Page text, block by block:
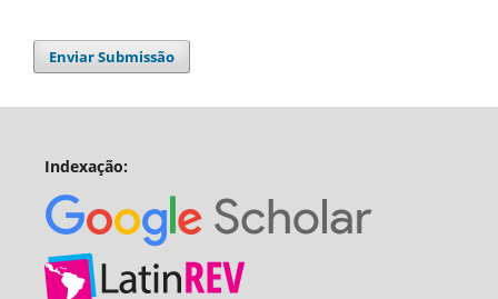
Enviar Submissão
Indexação: